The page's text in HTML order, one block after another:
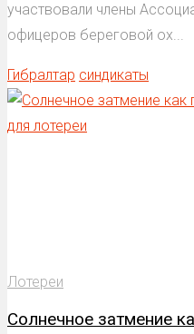
участвовали члены
офицеров береговой ох...
Гибралтар синдикаты
Лотереи
Солнечное затмение